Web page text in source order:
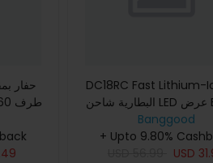
DC18RC Fast Lithium-
البطارية شاحن LED عرض BL1830
BL1840 BL1850 لـ 14.4V 18V Mak!
ta البطارية
Banggood
+ Upto 9.80%
USD